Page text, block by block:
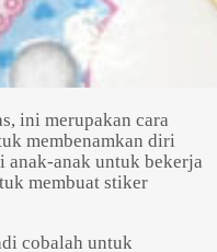
ini merupakan cara
membenamkan diri
anak-anak untuk bekerja
membuat stiker
cobalah untuk